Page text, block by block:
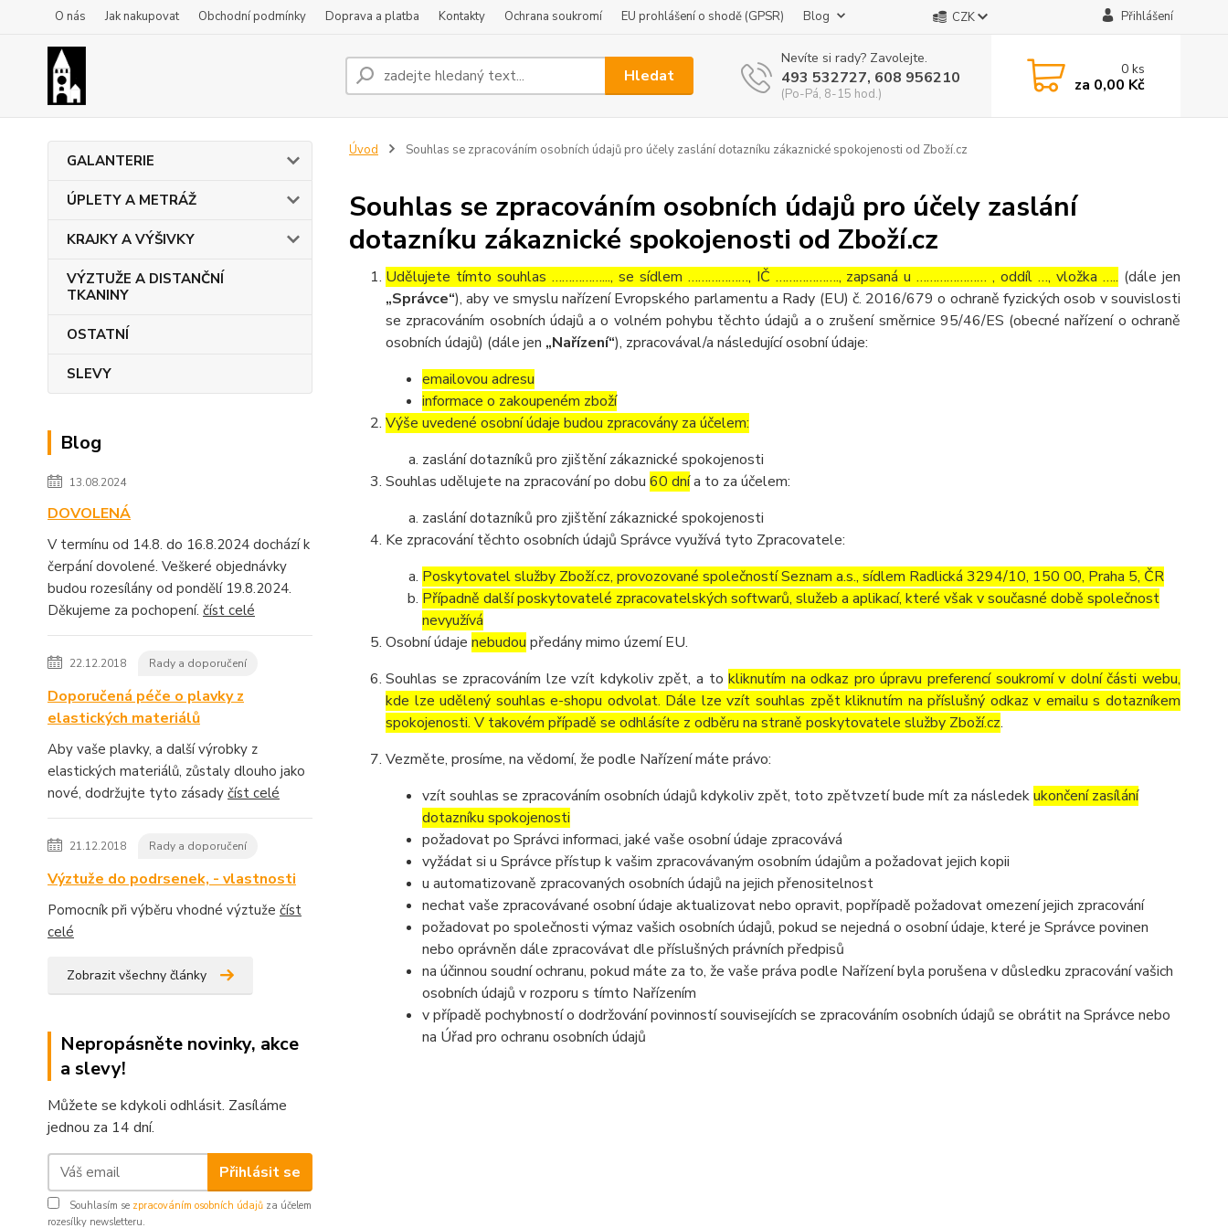
O nás Jak nakupovat Obchodní podmínky Doprava a platba Kontakty Ochrana soukromí EU prohlášení o shodě (GPSR) Blog CZK Přihlášení
Hledat
Nevíte si rady? Zavolejte.
493 532727, 608 956210
(Po-Pá, 8-15 hod.)
0ks
za 0,00 Kč
GALANTERIE
ÚPLETY A METRÁŽ
KRAJKY A VÝŠIVKY
VÝZTUŽE A DISTANČNÍ
TKANINY
OSTATNÍ
SLEVY
Blog
13.08.2024
DOVOLENÁ
V termínu od 14.8. do 16.8.2024 dochází k
čerpání dovolené. Veškeré objednávky
budou rozesílány od pondělí 19.8.2024.
Děkujeme za pochopení. číst celé
22.12.2018 Rady a doporučení
Doporučená péče o plavky z
elastických materiálů
Aby vaše plavky, a další výrobky z
elastických materiálů, zůstaly dlouho jako
nové, dodržujte tyto zásady číst celé
21.12.2018 Rady a doporučení
Výztuže do podrsenek, - vlastnosti
Pomocník při výběru vhodné výztuže číst
celé
Zobrazit všechny články
Nepropásněte novinky, akce
a slevy!
Můžete se kdykoli odhlásit. Zasíláme
jednou za 14 dní.
Přihlásit se
Souhlasím se zpracováním osobních údajů za účelem
rozesílky newsletteru.
Úvod Souhlas se zpracováním osobních údajů pro účely zaslání dotazníku zákaznické spokojenosti od Zboží.cz
Souhlas se zpracováním osobních údajů pro účely zaslání
dotazníku zákaznické spokojenosti od Zboží.cz
Udělujete tímto souhlas ……………..., se sídlem ………………, IČ ………………., zapsaná u ………………… , oddíl …, vložka ….. (dále jen
„Správce“), aby ve smyslu nařízení Evropského parlamentu a Rady (EU) č. 2016/679 o ochraně fyzických osob v souvislosti
se zpracováním osobních údajů a o volném pohybu těchto údajů a o zrušení směrnice 95/46/ES (obecné nařízení o ochraně
osobních údajů) (dále jen „Nařízení“), zpracovával/a následující osobní údaje:
emailovou adresu
informace o zakoupeném zboží
Výše uvedené osobní údaje budou zpracovány za účelem:
zaslání dotazníků pro zjištění zákaznické spokojenosti
Souhlas udělujete na zpracování po dobu 60 dnía to za účelem:
zaslání dotazníků pro zjištění zákaznické spokojenosti
Ke zpracování těchto osobních údajů Správce využívá tyto Zpracovatele:
Poskytovatel služby Zboží.cz, provozované společností Seznam a.s., sídlem Radlická 3294/10, 150 00, Praha 5, ČR
Případně další poskytovatelé zpracovatelských softwarů, služeb a aplikací, které však v současné době společnost
nevyužívá
Osobní údaje nebudou předány mimo území EU.
Souhlas se zpracováním lze vzít kdykoliv zpět, a tokliknutím na odkaz pro úpravu preferencí soukromí v dolní části webu,
kde lze udělený souhlas e-shopu odvolat. Dále lze vzít souhlas zpět kliknutím na příslušný odkaz v emailu s dotazníkem
spokojenosti. V takovém případě se odhlásíte z odběru na straně poskytovatele služby Zboží.cz.
Vezměte, prosíme, na vědomí, že podle Nařízení máte právo:
vzít souhlas se zpracováním osobních údajů kdykoliv zpět, toto zpětvzetí bude mít za následekukončení zasílání
dotazníku spokojenosti
požadovat po Správci informaci, jaké vaše osobní údaje zpracovává
vyžádat si u Správce přístup k vašim zpracovávaným osobním údajům a požadovat jejich kopii
u automatizovaně zpracovaných osobních údajů na jejich přenositelnost
nechat vaše zpracovávané osobní údaje aktualizovat nebo opravit, popřípadě požadovat omezení jejich zpracování
požadovat po společnosti výmaz vašich osobních údajů, pokud se nejedná o osobní údaje, které je Správce povinen
nebo oprávněn dále zpracovávat dle příslušných právních předpisů
na účinnou soudní ochranu, pokud máte za to, že vaše práva podle Nařízení byla porušena v důsledku zpracování vašich
osobních údajů v rozporu s tímto Nařízením
v případě pochybností o dodržování povinností souvisejících se zpracováním osobních údajů se obrátit na Správce nebo
na Úřad pro ochranu osobních údajů